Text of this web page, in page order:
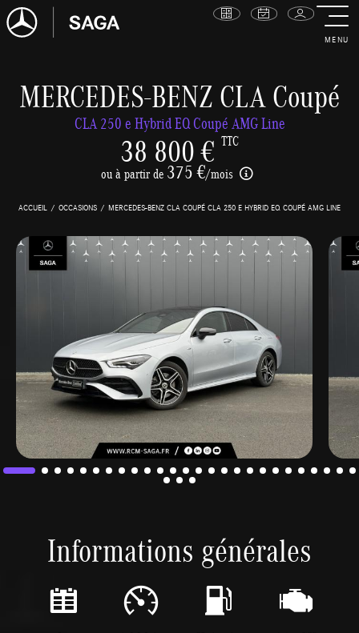
MENU
MERCEDES-BENZ CLA Coupé
CLA 250 e Hybrid EQ Coupé AMG Line
38 800 € TTC
ou à partir de 375 €/mois
ACCUEIL OCCASIONS MERCEDES-BENZ CLA COUPÉ CLA 250 E HYBRID EQ COUPÉ AMG LINE
Informations générales